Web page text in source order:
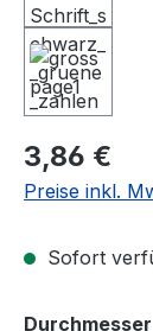
Regulärer
3,86 €
Preise inkl.
Sofort
Durchmesser